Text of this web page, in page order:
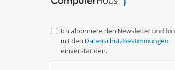
Ich abonniere den Newsletter und bin
mit den Datenschutzbestimmungen
einverstanden.